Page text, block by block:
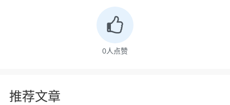
大学会计学专业聚焦财务核算与审计方向，适合
追求稳定职业发展的考生。
本专业培养适应社会主义现代化建设需要，具
0人点赞
推荐文章